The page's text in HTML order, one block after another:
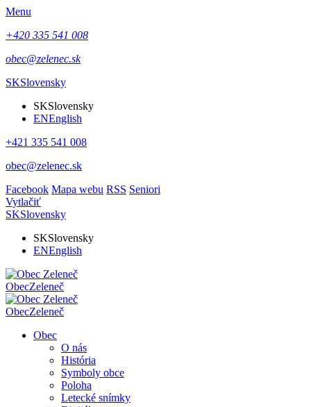
Menu
+420 335 541 008
obec@zelenec.sk
SKSlovensky
SKSlovensky
ENEnglish
+421 335 541 008
obec@zelenec.sk
Facebook Mapa webu RSS Seniori
Vytlačiť
SKSlovensky
SKSlovensky
ENEnglish
ObecZeleneč
ObecZeleneč
Obec
O nás
História
Symboly obce
Poloha
Letecké snímky